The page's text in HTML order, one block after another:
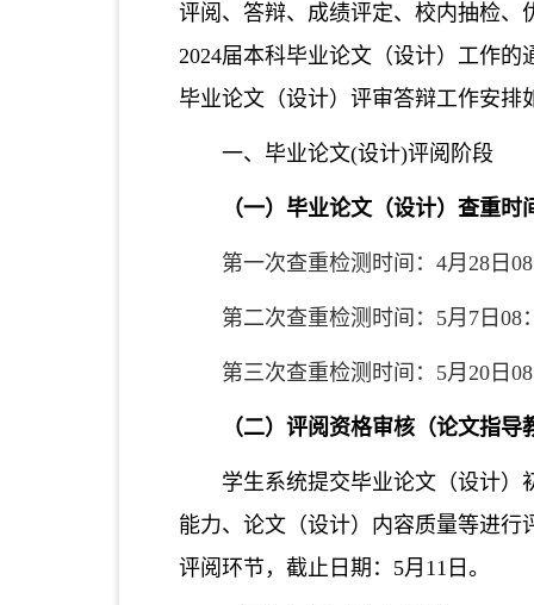
评阅、答辩、成绩评定、校内抽检
2024届本科毕业论文（设计）工作
毕业论文（设计）评审答辩工作安排
一、毕业论文(设计)评阅阶段
（一）毕业论文（设计）查重时
第一次查重检测时间：4月28 日
第二次查重检测时间：5月 7 日08
第三次查重检测时间：5月20 日
（二）评阅资格审核（论文指导
学生系统提交毕业论文（设计
能力、论文（设计）内容质量等进
评阅环节，截止日期：5月11日。